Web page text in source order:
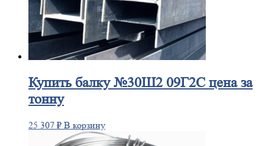
Купитьбалку №30Ш2 09Г2С цена за
тонну
25 307 ₽ В корзину